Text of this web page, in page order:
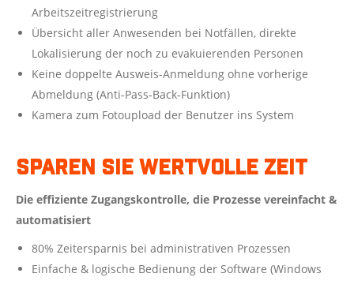
Arbeitszeitregistrierung
Übersicht aller Anwesenden bei Notfällen, direkte
Lokalisierung der noch zu evakuierenden Personen
Keine doppelte Ausweis-Anmeldung ohne vorherige
Abmeldung (Anti-Pass-Back-Funktion)
Kamera zum Fotoupload der Benutzer ins System
Sparen Sie wertvolle Zeit
Die effiziente Zugangskontrolle, die Prozesse vereinfacht &
automatisiert
80% Zeitersparnis bei administrativen Prozessen
Einfache & logische Bedienung der Software (Windows